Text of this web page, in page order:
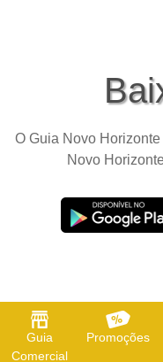
Guia
Comercial
Promoções
O Guia Novo
Novo